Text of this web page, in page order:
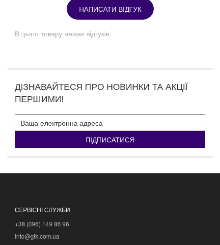
НАПИСАТИ ВІДГУК
В цього товару немає відгуків.
ДІЗНАВАЙТЕСЯ ПРО НОВИНКИ ТА АКЦІЇ
ПЕРШИМИ!
ПІДПИСАТИСЯ
СЕРВІСНІ СЛУЖБИ
+38 (096) 149 86 96
info@gtk.com.ua